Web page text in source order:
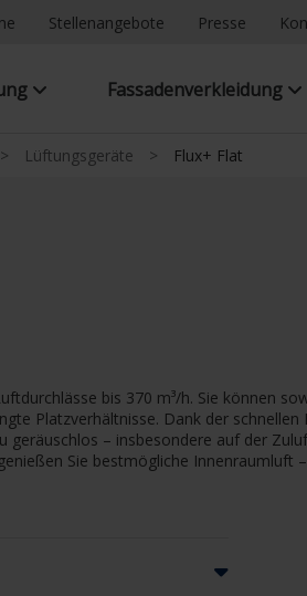
Stellenangebote Presse
Fassadenverkleidung
> Lüftungsgeräte > Flux+ Flat
bis 370 m³/h. Sie können
Platzverhältnisse. Dank der
– insbesondere auf der
Sie bestmögliche Innenraumluft